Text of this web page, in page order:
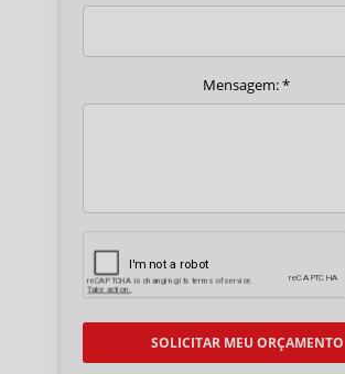
Mensagem:*
SOLICITAR MEU ORÇAMENTO